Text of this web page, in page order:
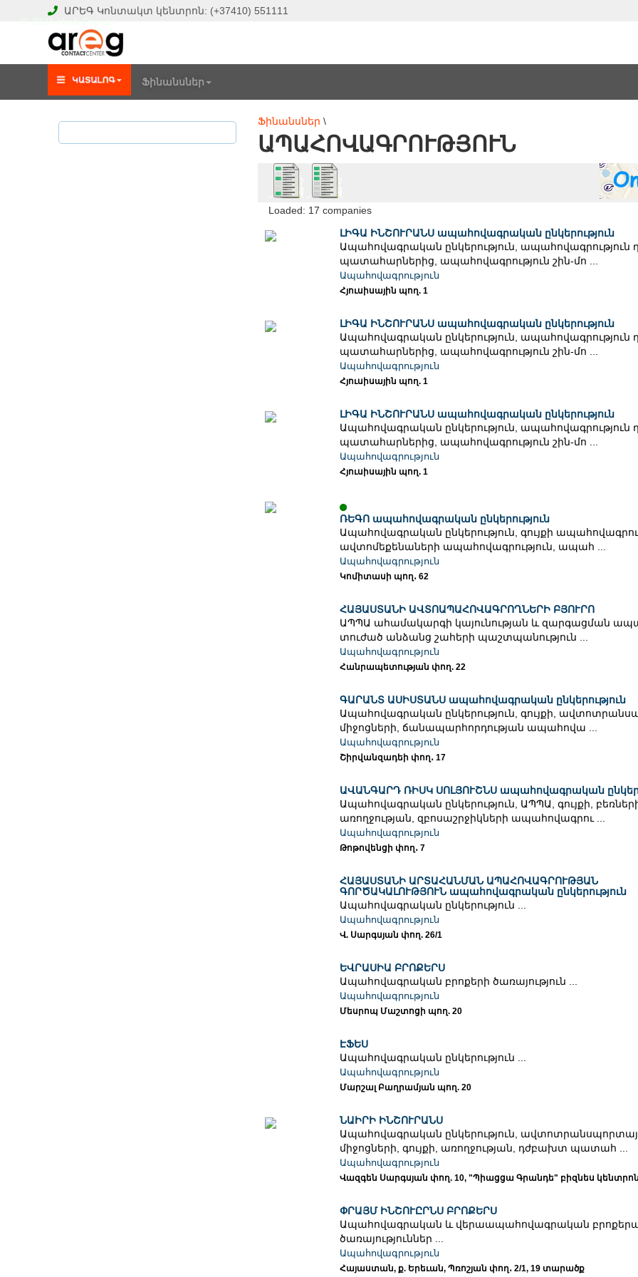
ԱՐԵԳ Կոնտակտ կենտրոն: (+37410) 551111
Ֆինանսներ
Ֆինանսներ \
ԱՊԱՀՈՎԱԳՐՈՒԹՅՈՒՆ
Loaded: 17 companies
ԼԻԳԱ ԻՆՇՈՒՐԱՆՍ ապահովագրական ընկերություն
Ապահովագրական ընկերություն,
պատահարներից, ապահովագրություն շին-մո ...
Ապահովագրություն
Հյուսիսային պող. 1
ԼԻԳԱ ԻՆՇՈՒՐԱՆՍ ապահովագրական ընկերություն
Ապահովագրական ընկերություն,
պատահարներից, ապահովագրություն շին-մո ...
Ապահովագրություն
Հյուսիսային պող. 1
ԼԻԳԱ ԻՆՇՈՒՐԱՆՍ ապահովագրական ընկերություն
Ապահովագրական ընկերություն,
պատահարներից, ապահովագրություն շին-մո ...
Ապահովագրություն
Հյուսիսային պող. 1
ՌԵԳՈ ապահովագրական ընկերություն
Ապահովագրական ընկերություն, գույքի
ավտոմեքենաների ապահովագրություն, ապահ ...
Ապահովագրություն
Կոմիտասի պող․ 62
ՀԱՅԱՍՏԱՆԻ ԱՎՏՈԱՊԱՀՈՎԱԳՐՈՂՆԵՐԻ ԲՅՈՒՐՈ
ԱՊՊԱ ահամակարգի կայունության և զարգացման
տուժած անձանց շահերի պաշտպանություն ...
Ապահովագրություն
Հանրապետության փող. 22
ԳԱՐԱՆՏ ԱՍԻՍՏԱՆՍ ապահովագրական ընկերություն
Ապահովագրական ընկերություն, գույքի,
միջոցների, ճանապարհորդության ապահովա ...
Ապահովագրություն
Շիրվանզադեի փող․ 17
ԱՎԱՆԳԱՐԴ ՌԻՍԿ ՍՈԼՅՈՒՇՆՍ ապահովագրական
Ապահովագրական ընկերություն, ԱՊՊԱ, գույքի,
առողջության, զբոսաշրջիկների ապահովագրու ...
Ապահովագրություն
Թոթովենցի փող․ 7
ՀԱՅԱՍՏԱՆԻ ԱՐՏԱՀԱՆՄԱՆ ԱՊԱՀՈՎԱԳՐՈՒԹՅԱՆ
ԳՈՐԾԱԿԱԼՈՒԹՅՈՒՆ ապահովագրական ընկերություն
Ապահովագրական ընկերություն ...
Ապահովագրություն
Վ. Սարգսյան փող. 26/1
ԵՎՐԱՍԻԱ ԲՐՈՔԵՐՍ
Ապահովագրական բրոքերի ծառայություն ...
Ապահովագրություն
Մեսրոպ Մաշտոցի պող. 20
ԷՖԵՍ
Ապահովագրական ընկերություն ...
Ապահովագրություն
Մարշալ Բաղրամյան պող. 20
ՆԱԻՐԻ ԻՆՇՈՒՐԱՆՍ
Ապահովագրական ընկերություն,
միջոցների, գույքի, առողջության, դժբախտ պատահ ...
Ապահովագրություն
Վազգեն Սարգսյան փող. 10, "Պիացցա Գրանդե" բիզնես կենտրոն
ՓՐԱՅՄ ԻՆՇՈՒԸՐՆՍ ԲՐՈՔԵՐՍ
Ապահովագրական և վերաապահովագրական
ծառայություններ ...
Ապահովագրություն
Հայաստան, ք. Երեւան, Պռոշյան փող․ 2/1, 19 տարածք